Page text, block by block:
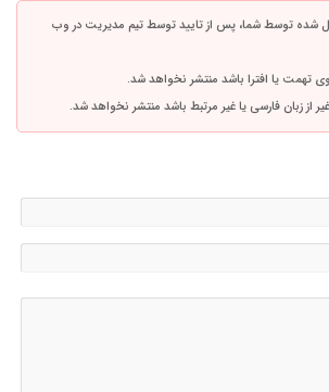
شده توسط شما، پس از تایید توسط تیم مدیریت در وب
تهمت یا افترا باشد منتشر نخواهد شد.
از زبان فارسی یا غیر مرتبط باشد منتشر نخواهد شد.